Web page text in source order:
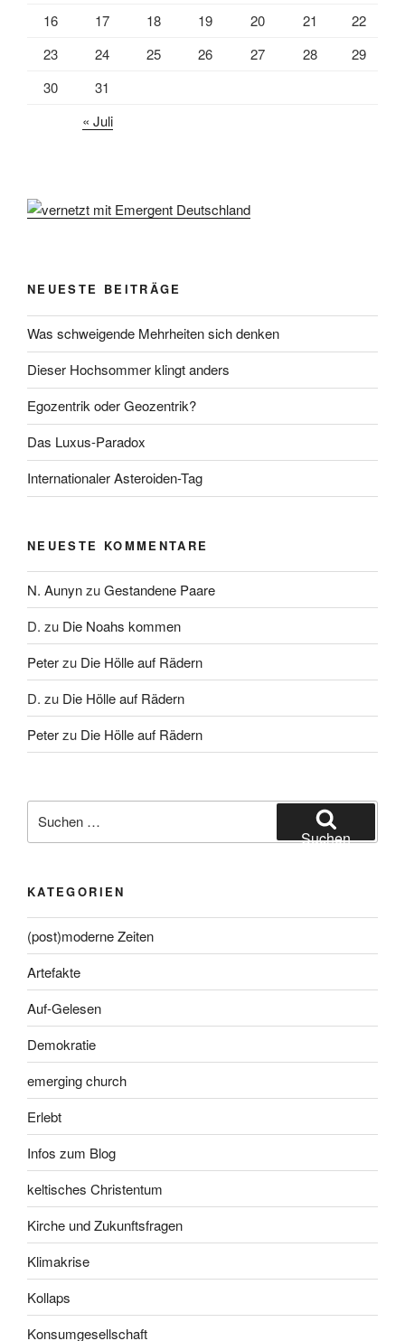
16 17 18 19 20 21
22
23
24 25 26 27 28
29
30
31
« Juli
NEUESTE BEITRÄGE
Was schweigende Mehrheiten sich denken
Dieser Hochsommer klingt anders
Egozentrik oder Geozentrik?
Das Luxus-Paradox
Internationaler Asteroiden-Tag
NEUESTE KOMMENTARE
N. AunynzuGestandene Paare
D. zu Die Noahs kommen
Peterzu Die Hölle auf Rädern
D. zu Die Hölle auf Rädern
Peterzu Die Hölle auf Rädern
nach:
Suchen
KATEGORIEN
(post)moderne Zeiten
Artefakte
Auf-Gelesen
Demokratie
emerging church
Erlebt
Infos zum Blog
keltisches Christentum
Kirche und Zukunftsfragen
Klimakrise
Kollaps
Konsumgesellschaft